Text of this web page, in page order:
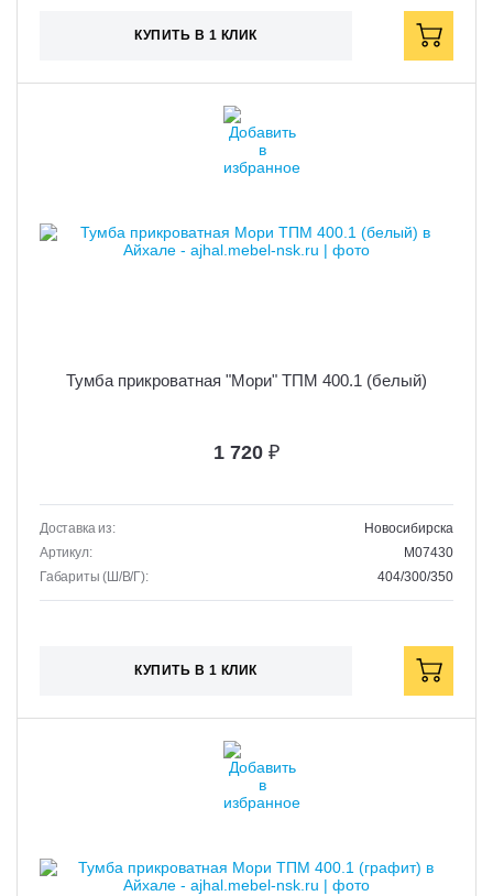
КУПИТЬ В 1 КЛИК
Тумба прикроватная "Мори" ТПМ 400.1 (белый)
1 720 ₽
Доставка из:
Новосибирска
Артикул:
M07430
Габариты (Ш/В/Г):
404/300/350
КУПИТЬ В 1 КЛИК